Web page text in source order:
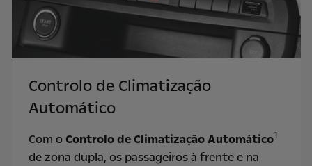
Controlo de Climatização
Automático
Com oControlo de Climatização Automático1
de zona dupla, os passageiros à frente e na